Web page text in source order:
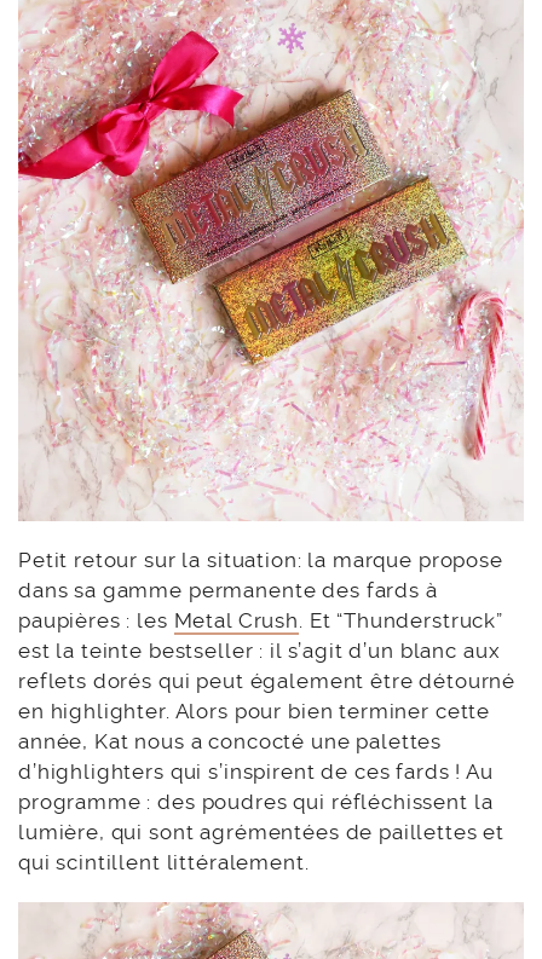
Petit retour sur la situation: la marque propose
dans sa gamme permanente des fards à
paupières : les Metal Crush . Et “Thunderstruck”
est la teinte bestseller : il s’agit d’un blanc aux
reflets dorés qui peut également être détourné
en highlighter. Alors pour bien terminer cette
année, Kat nous a concocté une palettes
d’highlighters qui s’inspirent de ces fards ! Au
programme : des poudres qui réfléchissent la
lumière, qui sont agrémentées de paillettes et
qui scintillent littéralement.